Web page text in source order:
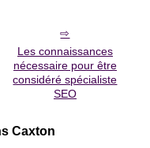
Les connaissances
nécessaire pour être
considéré spécialiste
SEO
Caxton